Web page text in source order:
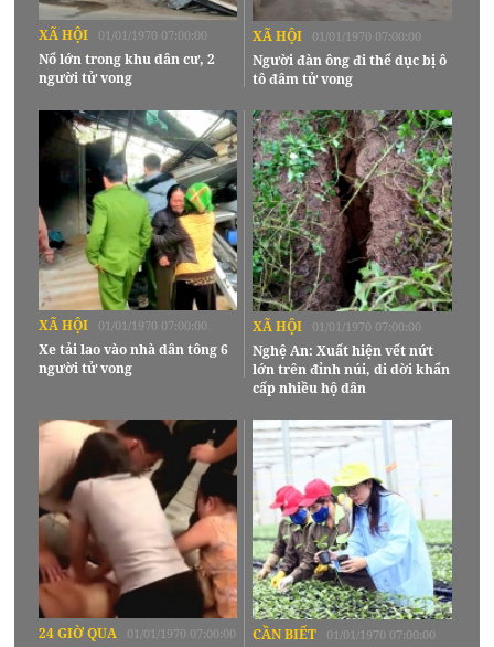
XÃ HỘI 01/01/1970 07:00:00
Nổ lớn trong khu dân cư, 2
người tử vong
XÃ HỘI 01/01/1970 07:00:00
Người đàn ông đi thể dục bị ô
tô đâm tử vong
XÃ HỘI 01/01/1970 07:00:00
Xe tải lao vào nhà dân tông 6
người tử vong
XÃ HỘI 01/01/1970 07:00:00
Nghệ An: Xuất hiện vết nứt
lớn trên đỉnh núi, di dời khẩn
cấp nhiều hộ dân
24 GIỜ QUA 01/01/1970 07:00:00 CẦN BIẾT 01/01/1970 07:00:00